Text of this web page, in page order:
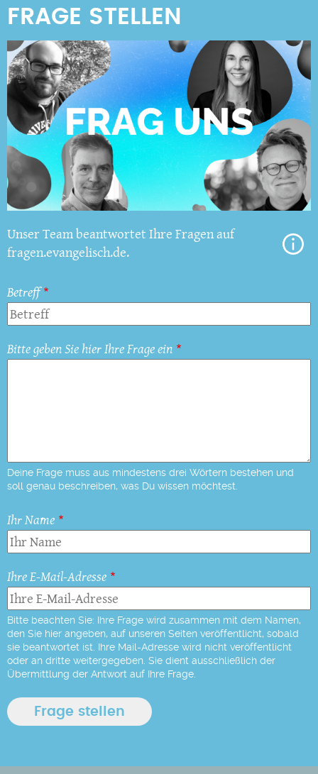
Unser Team beantwortet Ihre Fragen auf
fragen.evangelisch.de.
Betreff
Bitte geben Sie hier Ihre Frage ein
Deine Frage muss aus mindestens drei Wörtern bestehen und
soll genau beschreiben, was Du wissen möchtest.
Ihr Name
Ihre E-Mail-Adresse
Bitte beachten Sie: Ihre Frage wird zusammen mit dem Namen,
den Sie hier angeben, auf unseren Seiten veröffentlicht, sobald
sie beantwortet ist. Ihre Mail-Adresse wird nicht veröffentlicht
oder an dritte weitergegeben. Sie dient ausschließlich der
Übermittlung der Antwort auf Ihre Frage.